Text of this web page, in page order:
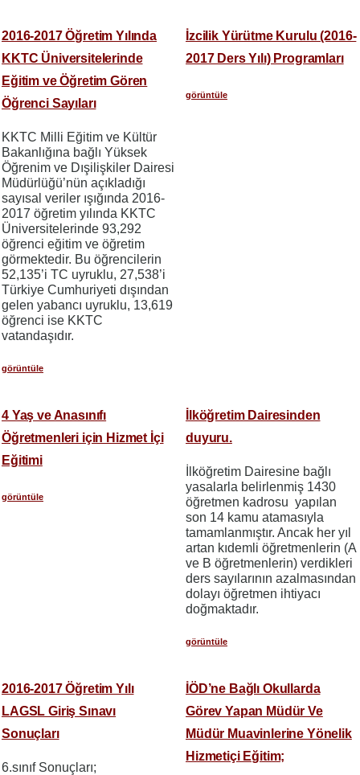
2016-2017 Öğretim Yılında
KKTC Üniversitelerinde
Eğitim ve Öğretim Gören
Öğrenci Sayıları
KKTC Milli Eğitim ve Kültür
Bakanlığına bağlı Yüksek
Öğrenim ve Dışilişkiler Dairesi
Müdürlüğü’nün açıkladığı
sayısal veriler ışığında 2016-
2017 öğretim yılında KKTC
Üniversitelerinde 93,292
öğrenci eğitim ve öğretim
görmektedir. Bu öğrencilerin
52,135’i TC uyruklu, 27,538’i
Türkiye Cumhuriyeti dışından
gelen yabancı uyruklu, 13,619
öğrenci ise KKTC
vatandaşıdır.
görüntüle
İzcilik Yürütme Kurulu (2016-
2017 Ders Yılı) Programları
görüntüle
4 Yaş ve Anasınıfı
Öğretmenleri için Hizmet İçi
Eğitimi
görüntüle
İlköğretim Dairesinden
duyuru.
İlköğretim Dairesine bağlı
yasalarla belirlenmiş 1430
öğretmen kadrosu yapılan
son 14 kamu atamasıyla
tamamlanmıştır. Ancak her yıl
artan kıdemli öğretmenlerin (A
ve B öğretmenlerin) verdikleri
ders sayılarının azalmasından
dolayı öğretmen ihtiyacı
doğmaktadır.
görüntüle
2016-2017 Öğretim Yılı
LAGSL Giriş Sınavı
Sonuçları
6.sınıf Sonuçları;
İÖD’ne Bağlı Okullarda
Görev Yapan Müdür Ve
Müdür Muavinlerine Yönelik
Hizmetiçi Eğitim;